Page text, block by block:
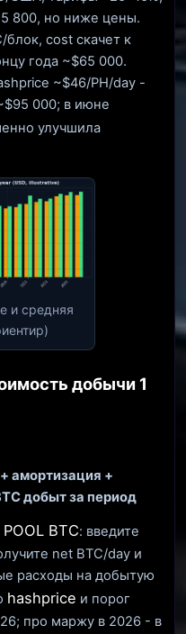
800, но ниже цены.
блок, cost скачет к
года ~$65 000.
~$46/PH/day -
000; в июне
улучшила
и средняя
добычи 1
амортизация +
добыт за период
BTC: введите
net BTC/day и
расходы на добытую
hashprice и порог
про маржу в 2026 - в